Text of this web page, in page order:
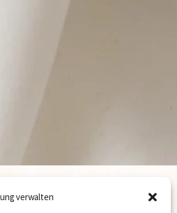
verwaltenDatenschutzerklärung